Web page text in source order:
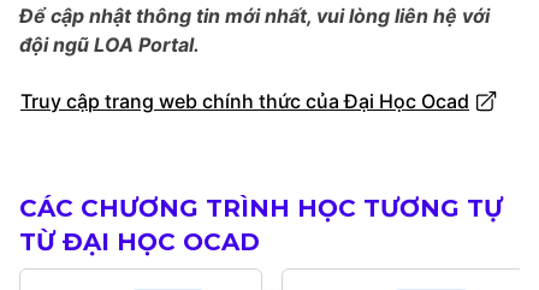
Để cập nhật thông tin mới nhất, vui lòng liên hệ với
đội ngũ LOA Portal.
Truy cập trang web chính thức của Đại Học Ocad
CÁC CHƯƠNG TRÌNH HỌC TƯƠNG TỰ
TỪ ĐẠI HỌC OCAD